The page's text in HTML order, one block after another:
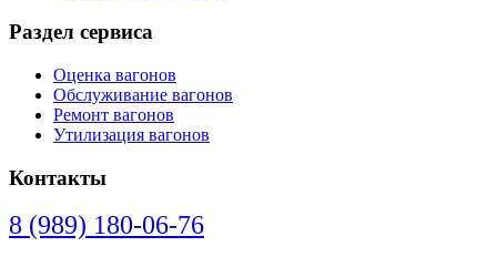
Раздел сервиса
Оценка вагонов
Обслуживание вагонов
Ремонт вагонов
Утилизация вагонов
Контакты
8 (989) 180-06-76